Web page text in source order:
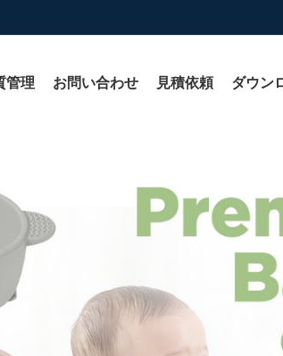
管理 お問い合わせ 見積依頼 ダウン